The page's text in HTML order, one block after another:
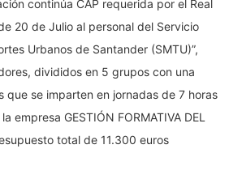
continúa CAP requerida por el Real
20 de Julio al personal del Servicio
Urbanos de Santander (SMTU)”,
divididos en 5 grupos con una
que se imparten en jornadas de 7 horas
empresa GESTIÓN FORMATIVA DEL
total de 11.300 euros